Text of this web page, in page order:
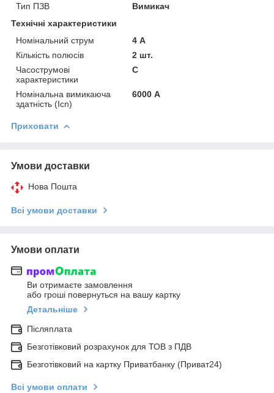
Тип ПЗВ
Вимикач
Технічні характеристики
Номінальний струм
4 А
Кількість полюсів
2 шт.
Часострумові
характеристики
C
Номінальна вимикаюча
здатність (Icn)
6000 А
Приховати
Умови доставки
Нова Пошта
Всі умови доставки
Умови оплати
Ви отримаєте замовлення
або гроші повернуться на вашу картку
Детальніше
Післяплата
Безготівковий розрахунок для ТОВ з ПДВ
Безготівковий на картку Приватбанку (Приват24)
Всі умови оплати